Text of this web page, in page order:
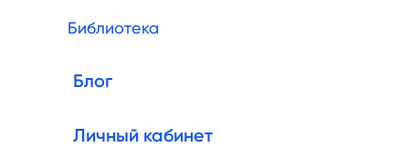
Библиотека
Блог
Личный кабинет